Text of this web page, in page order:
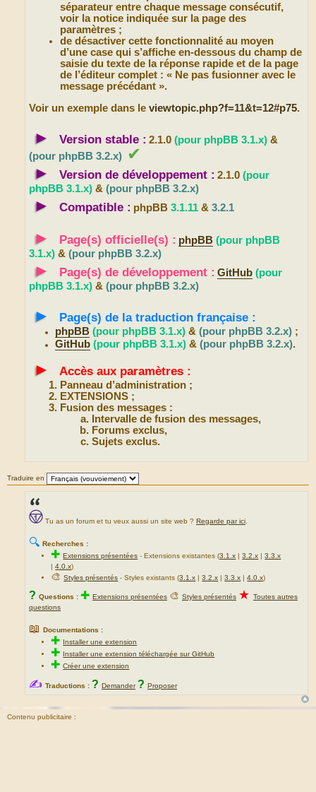
séparateur entre chaque message consécutif,
voir la notice indiquée sur la page des
paramètres ;
de désactiver cette fonctionnalité au moyen
d’une case qui s’affiche en-dessous du champ de
saisie du texte de la réponse rapide et de la page
de l’éditeur complet : « Ne pas fusionner avec le
message précédant ».
Voir un exemple dans le viewtopic.php?f=11&t=12#p75.
► Version stable : 2.1.0 (pour phpBB 3.1.x) &
(pour phpBB 3.2.x) ✔
►
Version de développement : 2.1.0 (pour
phpBB 3.1.x) & (pour phpBB 3.2.x)
► Compatible : phpBB 3.1.11 & 3.2.1
► Page(s) officielle(s) : phpBB (pour phpBB
3.1.x) & (pour phpBB 3.2.x)
► Page(s) de développement : GitHub (pour
phpBB 3.1.x) & (pour phpBB 3.2.x)
► Page(s) de la traduction française :
phpBB (pour phpBB 3.1.x) &(pour phpBB 3.2.x) ;
GitHub (pour phpBB 3.1.x) &(pour phpBB 3.2.x).
► Accès aux paramètres :
Panneau d’administration ;
EXTENSIONS ;
Fusion des messages :
Intervalle de fusion des messages,
Forums exclus,
Sujets exclus.
Traduire en
Tu as un forum et tu veux aussi un site web ? Regarde par ici
🔍 Recherches :
✚Extensions présentées -Extensions existantes (3.1.x |3.2.x |3.3.x
|4.0.x)
🎨Styles présentés - Styles existants (3.1.x |3.2.x |3.3.x |4.0.x)
? Questions : ✚ Extensions présentées 🎨 Styles présentés ★ Toutes autres
questions
📖 Documentations :
✚ Installer une extension
✚ Installer une extension téléchargée sur GitHub
✚Créer une extension
✍ Traductions : ? Demander ? Proposer
Contenu publicitaire :